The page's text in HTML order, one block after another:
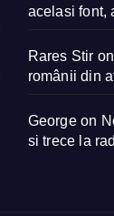
acelasi font,
Rares Stir
românii din
Georgeon
si trece la